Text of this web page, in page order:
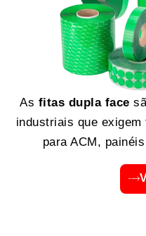
As fitas dupla face
industriais que
para ACM,